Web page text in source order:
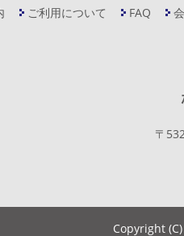
ご利用について FAQ
〒
Copyright